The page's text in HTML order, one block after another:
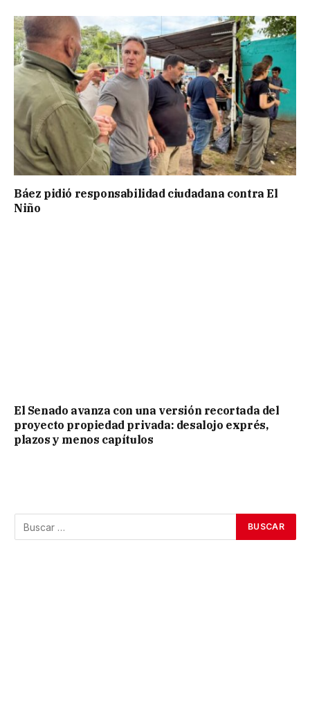
Báez pidió responsabilidad ciudadana contra El
Niño
El Senado avanza con una versión recortada del
proyecto propiedad privada: desalojo exprés,
plazos y menos capítulos